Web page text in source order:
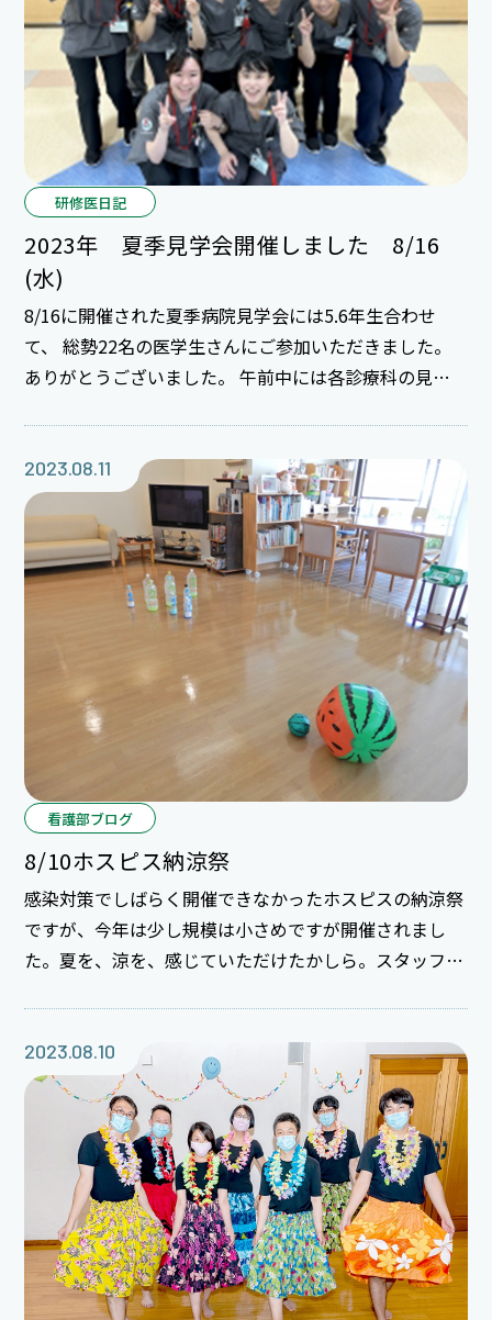
研修医日記
2023年 夏季見学会開催しました 8/16
(水)
8/16に開催された夏季病院見学会には5.6年生合わせ
て、 総勢22名の医学生さんにご参加いただきました。
ありがとうございました。 午前中には各診療科の見学
聴かれていました。午後は1年目研修医による研修医企
画の時間でした。 最初に研修医による他己紹介があり、
同期のメンバーを覚えてもらうためにおもしろい情報や
意外な情報など、わかりやすく紹介してくれました。 皆
で準備をしたかいがあり、医学生さんもとても楽しんで
いたようです！様々な体験ができるよう、3ブースに分
2023.08.11
看護部ブログ
8/10ホスピス納涼祭
感染対策でしばらく開催できなかったホスピスの納涼祭
ですが、今年は少し規模は小さめですが開催されまし
た。夏を、涼を、感じていただけたかしら。スタッフも
2023.08.10